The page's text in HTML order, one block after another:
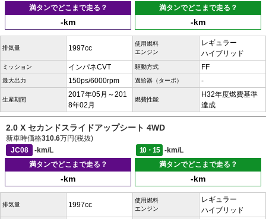
満タンでどこまで走る？
-km
満タンでどこまで走る？
-km
排気量 1997cc
使用燃料
エンジン
レギュラー
ハイブリッド
ミッション インパネCVT 駆動方式 FF
最大出力 150ps/6000rpm 過給器（ターボ） -
生産期間
2017年05月～201
8年02月
燃費性能
H32年度燃費基準
達成
2.0 X セカンドスライドアップシート 4WD
新車時価格310.6万円(税抜)
JC08
-km/L 10・15
-km/L
満タンでどこまで走る？
-km
満タンでどこまで走る？
-km
排気量 1997cc
使用燃料
エンジン
レギュラー
ハイブリッド